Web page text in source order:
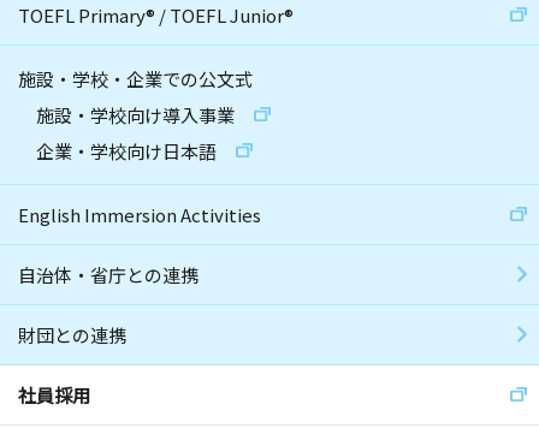
TOEFL Primary® /TOEFL Junior®
施設・学校・企業での公文式
施設・学校向け導入事業
企業・学校向け日本語
English Immersion Activities
自治体・省庁との連携
財団との連携
社員採用